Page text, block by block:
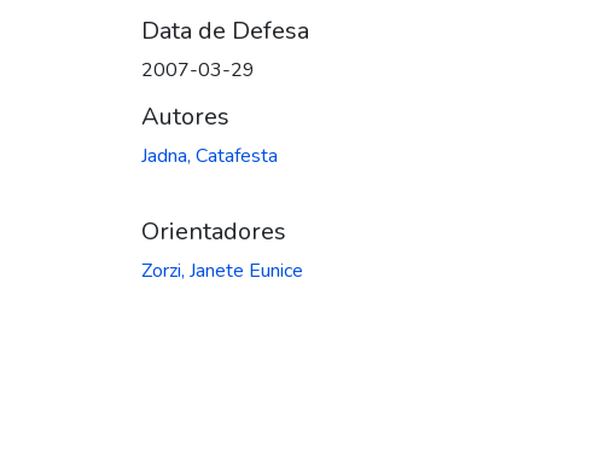
Data de Defesa
2007-03-29
Autores
Jadna, Catafesta
Orientadores
Zorzi, Janete Eunice